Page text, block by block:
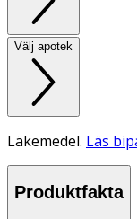
Välj apotek
Läkemedel. Läs
Produktfakta